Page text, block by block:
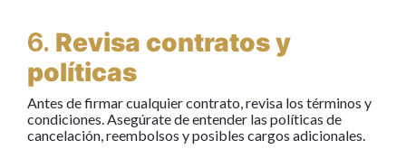
6. Revisa contratos y
políticas
Antes de firmar cualquier contrato, revisa los términos y
condiciones. Asegúrate de entender las políticas de
cancelación, reembolsos y posibles cargos adicionales.